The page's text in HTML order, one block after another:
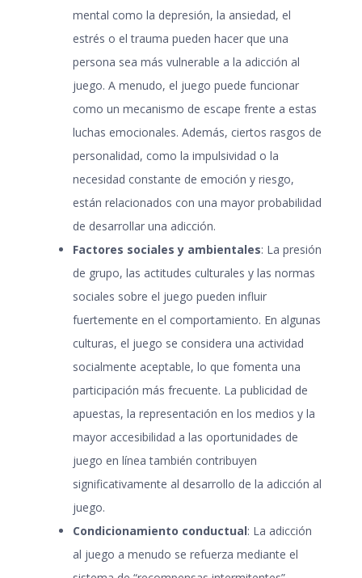
mental como la depresión, la ansiedad, el
estrés o el trauma pueden hacer que una
persona sea más vulnerable a la adicción al
juego. A menudo, el juego puede funcionar
como un mecanismo de escape frente a estas
luchas emocionales. Además, ciertos rasgos de
personalidad, como la impulsividad o la
necesidad constante de emoción y riesgo,
están relacionados con una mayor probabilidad
de desarrollar una adicción.
Factores sociales y ambientales: La presión
de grupo, las actitudes culturales y las normas
sociales sobre el juego pueden influir
fuertemente en el comportamiento. En algunas
culturas, el juego se considera una actividad
socialmente aceptable, lo que fomenta una
participación más frecuente. La publicidad de
apuestas, la representación en los medios y la
mayor accesibilidad a las oportunidades de
juego en línea también contribuyen
significativamente al desarrollo de la adicción al
juego.
Condicionamiento conductual: La adicción
al juego a menudo se refuerza mediante el